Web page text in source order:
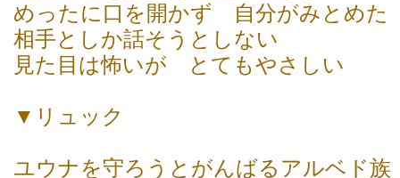
めったに口を開かず 自分がみとめた
相手としか話そうとしない
見た目は怖いが とてもやさしい
▼リュック
ユウナを守ろうとがんばるアルベド族